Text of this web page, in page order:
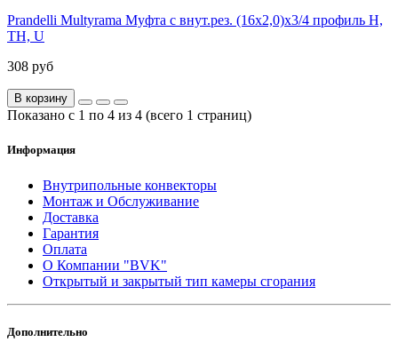
Prandelli Multyrama Муфта с внут.рез. (16х2,0)х3/4 профиль H,
TH, U
308 руб
В корзину
Показано с 1 по 4 из 4 (всего 1 страниц)
Информация
Внутрипольные конвекторы
Монтаж и Обслуживание
Доставка
Гарантия
Оплата
О Компании "BVK"
Открытый и закрытый тип камеры сгорания
Дополнительно